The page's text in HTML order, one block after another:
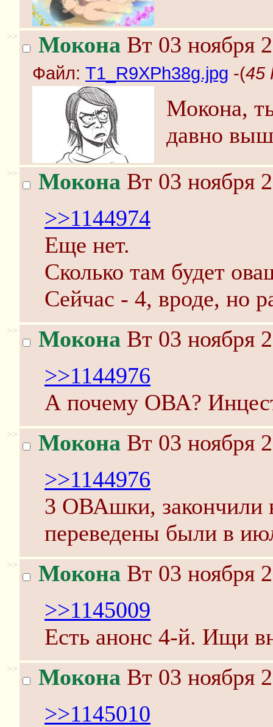
>> Мокона Вт 03 ноября
Файл: T1_R9XPh38g.jpg -(45
Мокона,
давно
>> Мокона Вт 03 ноября
>>1144974
Еще нет.
Сколько там будет
Сейчас - 4, вроде, но
>> Мокона Вт 03 ноября
>>1144976
А почему ОВА?
>> Мокона Вт 03 ноября
>>1144976
3 ОВАшки, закончили
переведены были в
>> Мокона Вт 03 ноября
>>1145009
Есть анонс 4-й. Ищи
>> Мокона Вт 03 ноября
>>1145010